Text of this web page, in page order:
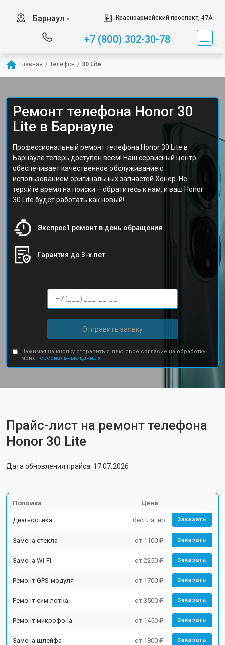
Барнаул ▼ Красноармейский проспект, 47А
+7 (800) 302-30-78
Главная / Телефон / 30 Lite
Ремонт телефона Honor 30
Lite в Барнауле
Профессиональный ремонт телефона Honor 30 Lite в
Барнауле теперь доступен всем! Наш сервисный центр
обеспечивает качественное обслуживание с
использованием оригинальных запчастей Хонор. Не
теряйте время на поиски – обратитесь к нам, и ваш Honor
30 Lite будет работать как новый!
Экспрес1 ремонт в день обращения
Гарантия до 3-х лет
Отправить заявку
Нажимая на кнопку отправить я даю свое согласие на обработку
моих персональных данных.
Прайс-лист на ремонт телефона
Honor 30 Lite
Дата обновления прайса: 17.07.2026
Поломка Цена
Диагностика бесплатно Заказать
Замена стекла от 1100 ₽ Заказать
Замена Wi-Fi от 2250 ₽ Заказать
Ремонт GPS-модуля от 1700 ₽ Заказать
Ремонт сим лотка от 3500 ₽ Заказать
Ремонт микрофона от 1450 ₽ Заказать
Замена шлейфа от 1800 ₽ Заказать